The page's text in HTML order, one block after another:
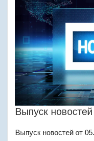
Выпуск
Выпуск новостей от